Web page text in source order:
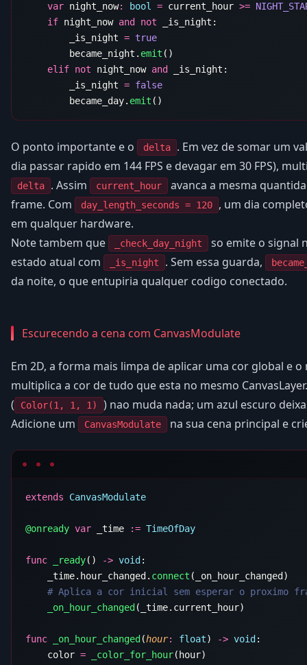
    var
night_now: bool = current_hour >=
    if
night_now and not
        _is_night
=
        became_night.
emit
    elif
not night_now and
        _is_night
=
        became_day.
emit
O ponto importante e o delta
. Em vez de somar um
dia passar rapido em 144 FPS e devagar em 30 FPS),
delta . Assim current_hour
avanca a mesma
frame. Com
day_length_seconds = 120
, um dia
em qualquer hardware.
Note tambem que
_check_day_night
so emite o signal
estado atual com
_is_night . Sem essa guarda,
da noite, o que entupiria qualquer codigo conectado.
Escurecendo a cena com CanvasModulate
Em 2D, a forma mais limpa de aplicar uma cor global e
multiplica a cor de tudo que esta no mesmo
(
Color(1, 1, 1)
) nao muda nada; um azul escuro
Adicione um
CanvasModulate na sua cena principal e
extends
@onready var _time :=
func _ready() -> void
    _time.hour_changed.
connect
    _on_hour_changed
func _on_hour_changed (hour: float) -> void
    color
= _color_for_hour